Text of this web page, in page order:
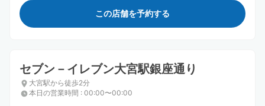
この店舗を予約する
セブン－イレブン大宮駅銀座通り
大宮駅から徒歩2分
本日の営業時間 : 00:00〜00:00